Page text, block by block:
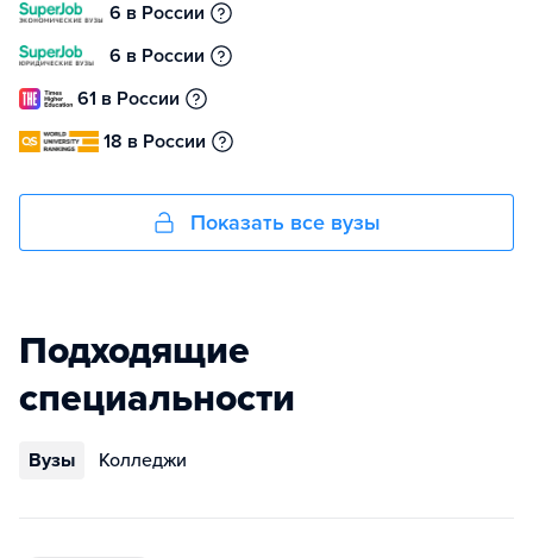
6 в России
6 в России
61 в России
18 в России
Показать все вузы
Подходящие
специальности
Вузы Колледжи